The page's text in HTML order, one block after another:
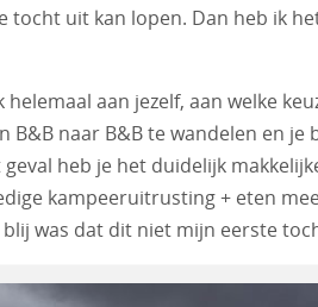
tocht uit kan lopen. Dan heb ik
aan jezelf, aan welke
B&B naar B&B te wandelen en je
heb je het duidelijk
kampeeruitrusting + eten
was dat dit niet mijn eerste